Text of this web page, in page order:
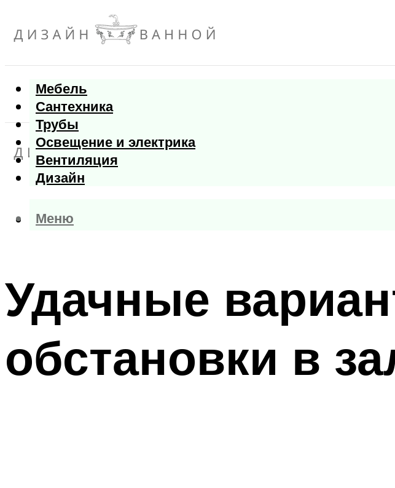
Мебель
Сантехника
Трубы
Освещение и электрика
Вентиляция
Дизайн
Меню
Меню
Удачные
обстановки в